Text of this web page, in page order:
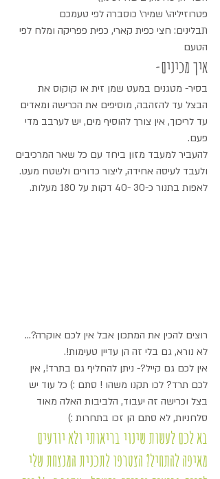
פטרוזיליה\ שמיר\ כוסברה לפי טעמכם
תבלינים: חצי כפית קארי, כפית פפריקה ומלח לפי
הטעם
איך מכינים-
בסיר- מטגנים במעט שמן זית או קוקוס את
הבצל עד להזהבה, מוסיפים את הכרישה ומאדים
עד לריכוך, אין צורך להוסיף מים, יש לערבב מדי
פעם.
להעביר למעבד מזון ביחד עם כל שאר המרכיבים
ולעבד לעיסה אחידה, ליצור כדורים ולשטח מעט.
לאפות בתנור כ-30 -40 דקות על 180 מעלות.
רוצים להכין את המתכון אבל אין לכם אוקרה?...
לא נורא, גם בלי זה הן עדיין טעימות!.
אין לכם גם קייל?- ניתן להחליף גם בתרד!, אין
לכם תרד? לכו תקנו משהו ! סתם :) כל עוד יש
בצל וכרישה זה יעבוד, הלביבות האלה מאוד
סלחניות, לא סתם הן זכו בתחרות :)
בא לכם לעשות שינוי בריאותי ולא יודעים
מאיפה להתחיל? הצטרפו לתכנית המנצחת שלי